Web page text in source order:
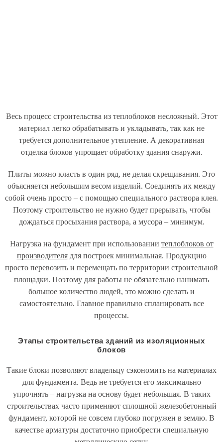
Весь процесс строительства из теплоблоков несложный. Этот
материал легко обрабатывать и укладывать, так как не
требуется дополнительное утепление. А декоративная
отделка блоков упрощает обработку здания снаружи.
Плиты можно класть в один ряд, не делая скрещивания. Это
объясняется небольшим весом изделий. Соединять их между
собой очень просто – с помощью специального раствора клея.
Поэтому строительство не нужно будет прерывать, чтобы
дождаться просыхания раствора, а мусора – минимум.
Нагрузка на фундамент при использовании теплоблоков от
производителядля построек минимальная. Продукцию
просто перевозить и перемещать по территории строительной
площадки. Поэтому для работы не обязательно нанимать
большое количество людей, это можно сделать и
самостоятельно. Главное правильно спланировать все
процессы.
Этапы строительства зданий из изоляционных
блоков
Такие блоки позволяют владельцу сэкономить на материалах
для фундамента. Ведь не требуется его максимально
упрочнять – нагрузка на основу будет небольшая. В таких
строительствах часто применяют сплошной железобетонный
фундамент, которой не совсем глубоко погружен в землю. В
качестве арматуры достаточно приобрести специальную